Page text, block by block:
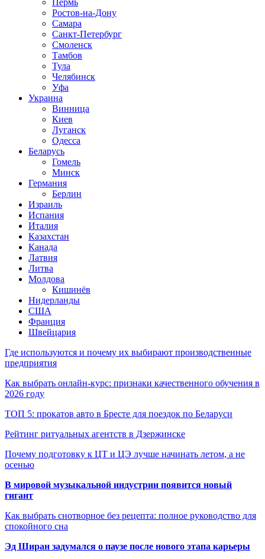
Пермь
Ростов-на-Дону
Самара
Санкт-Петербург
Смоленск
Тамбов
Тула
Челябинск
Уфа
Украина
Винница
Киев
Луганск
Одесса
Беларусь
Гомель
Минск
Германия
Берлин
Израиль
Испания
Италия
Казахстан
Канада
Латвия
Литва
Молдова
Кишинёв
Нидерланды
США
Франция
Швейцария
Где используются и почему их выбирают производственные
предприятия
Как выбрать онлайн-курс: признаки качественного обучения в
2026 году
ТОП 5: прокатов авто в Бресте для поездок по Беларуси
Рейтинг ритуальных агентств в Дзержинске
Почему подготовку к ЦТ и ЦЭ лучше начинать летом, а не
осенью
В мировой музыкальной индустрии появится новый
гигант
Как выбрать снотворное без рецепта: полное руководство для
спокойного сна
Эд Ширан задумался о паузе после нового этапа карьеры